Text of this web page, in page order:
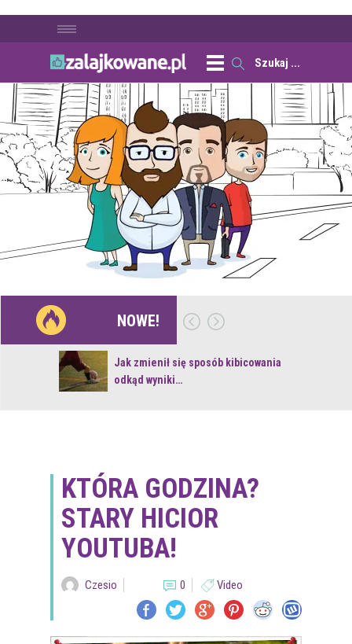
NOWE!
Jak zmienił się sposób kibicowania
odkąd wyniki…
KTÓRA GODZINA?
STARY HICIOR
YOUTUBA!
Czesio 0 Video